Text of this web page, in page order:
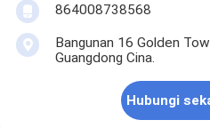
864008738568
Bangunan 16 Golden
Guangdong Cina.
Hubungi